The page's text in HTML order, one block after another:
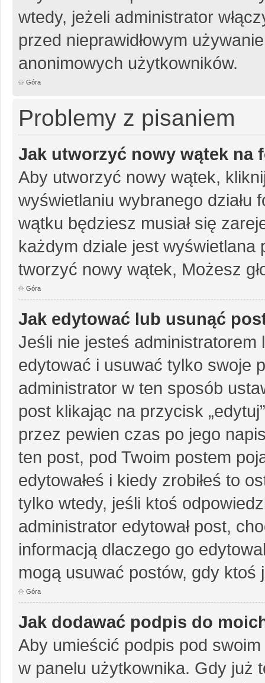
wtedy, jeżeli administrator
przed nieprawidłowym
anonimowych użytkowników.
Góra
Problemy z pisaniem
Jak utworzyć nowy wątek na
Aby utworzyć nowy wątek,
wyświetlaniu wybranego działu
wątku będziesz musiał się
każdym dziale jest wyświetlana
tworzyć nowy wątek, Możesz
Góra
Jak edytować lub usunąć
Jeśli nie jesteś
edytować i usuwać tylko swoje
administrator w ten sposób
post klikając na przycisk
przez pewien czas po jego
ten post, pod Twoim postem
edytowałeś i kiedy zrobiłeś to
tylko wtedy, jeśli ktoś
administrator edytował post,
informacją dlaczego go
mogą usuwać postów, gdy ktoś
Góra
Jak dodawać podpis do
Aby umieścić podpis pod
w panelu użytkownika. Gdy już